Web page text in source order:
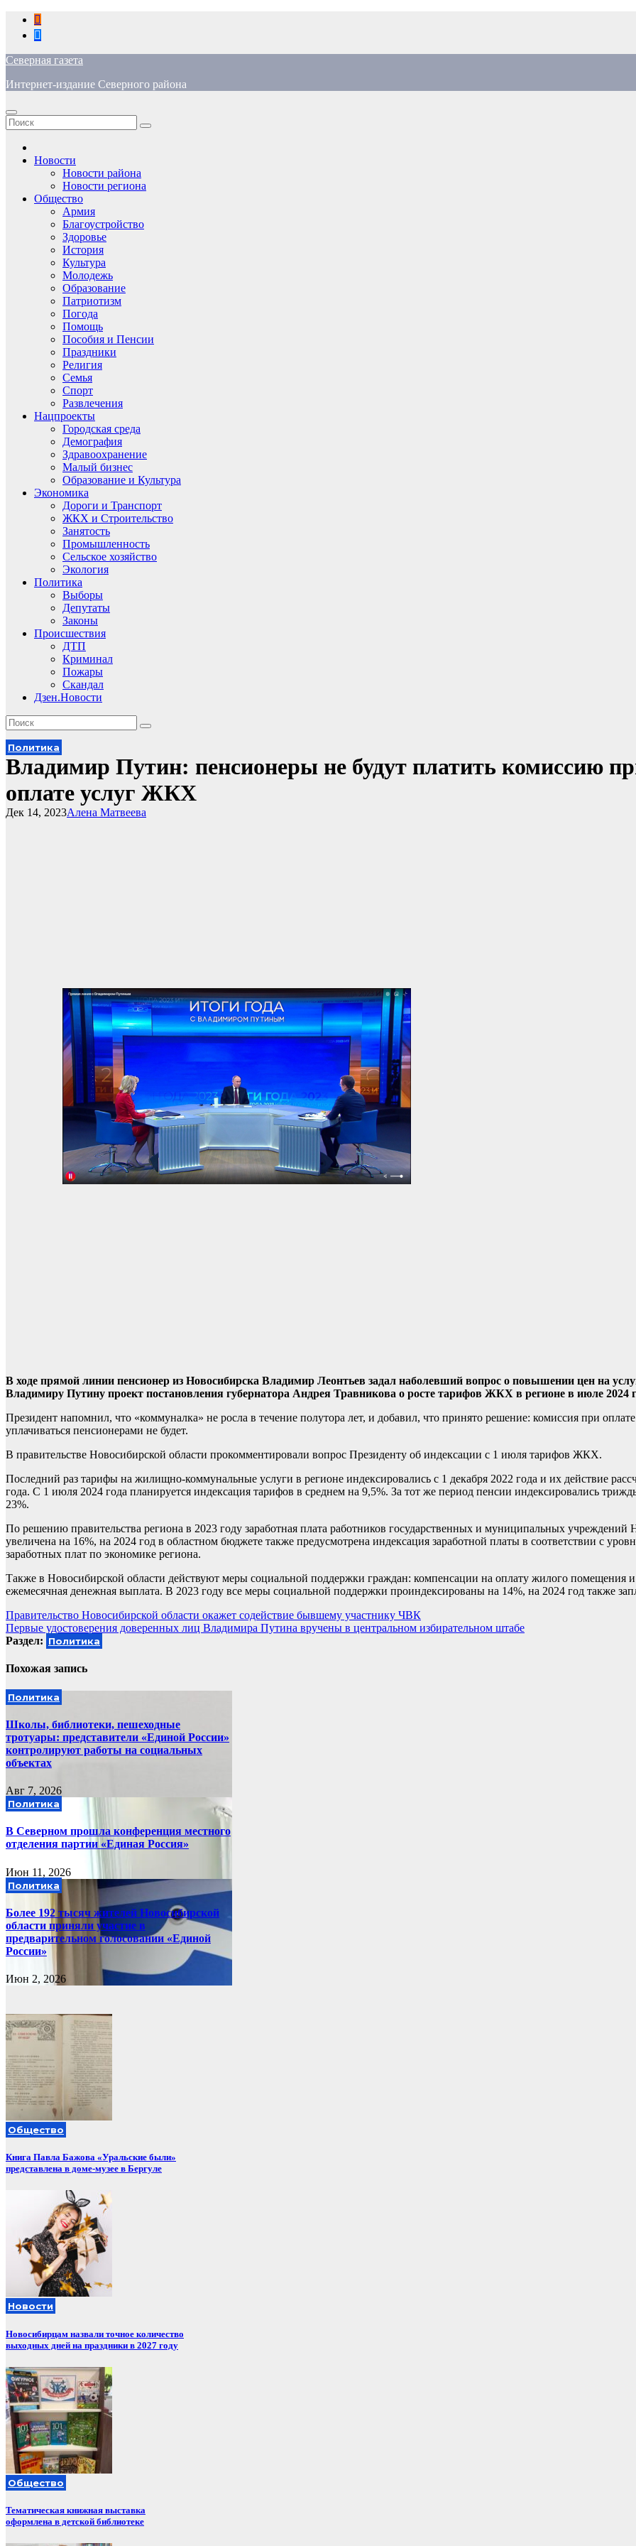
Перейти
содержимому
Северная газета
Интернет-издание Северного района
Новости
Новости района
Новости региона
Общество
Армия
Благоустройство
Здоровье
История
Культура
Молодежь
Образование
Патриотизм
Погода
Помощь
Пособия и Пенсии
Праздники
Религия
Семья
Спорт
Развлечения
Нацпроекты
Городская среда
Демография
Здравоохранение
Малый бизнес
Образование и Культура
Экономика
Дороги и Транспорт
ЖКХ и Строительство
Занятость
Промышленность
Сельское хозяйство
Экология
Политика
Выборы
Депутаты
Законы
Происшествия
ДТП
Криминал
Пожары
Скандал
Дзен.Новости
Политика
Владимир Путин: пенсионеры не будут платить комиссию
оплате услуг ЖКХ
Алена Матвеева
Дек 14, 2023
В ходе прямой линии пенсионер из Новосибирска Владимир Леонтьев задал наболевший вопрос о повышении цен на
Владимиру Путину проект постановления губернатора Андрея Травникова о росте тарифов ЖКХ в регионе в июле 2024
Президент напомнил, что «коммуналка» не росла в течение полутора лет, и добавил, что принято решение: комиссия при
уплачиваться пенсионерами не будет.
В правительстве Новосибирской области прокомментировали вопрос Президенту об индексации с 1 июля тарифов ЖКХ.
Последний раз тарифы на жилищно-коммунальные услуги в регионе индексировались с 1 декабря 2022 года и их действие
года. С 1 июля 2024 года планируется индексация тарифов в среднем на 9,5%. За тот же период пенсии индексировались
23%.
По решению правительства региона в 2023 году заработная плата работников государственных и муниципальных учреждений
увеличена на 16%, на 2024 год в областном бюджете также предусмотрена индексация заработной платы в соответствии с
заработных плат по экономике региона.
Также в Новосибирской области действуют меры социальной поддержки граждан: компенсации на оплату жилого помещения
ежемесячная денежная выплата. В 2023 году все меры социальной поддержки проиндексированы на 14%, на 2024 год также
Навигация
по
Правительство Новосибирской области окажет содействие бывшему участнику ЧВК
Первые удостоверения доверенных лиц Владимира Путина вручены в центральном избирательном штабе
Раздел: Политика
Похожая запись
Политика
Школы, библиотеки, пешеходные
тротуары: представители «Единой России»
контролируют работы на социальных
объектах
Авг 7, 2026
Политика
В Северном прошла конференция местного
отделения партии «Единая Россия»
Июн 11, 2026
Политика
Более 192 тысяч жителей Новосибирской
области приняли участие в
предварительном голосовании «Единой
России»
Июн 2, 2026
Общество
Книга Павла Бажова «Уральские были»
представлена в доме-музее в Бергуле
Новости
Новосибирцам назвали точное количество
выходных дней на праздники в 2027 году
Общество
Тематическая книжная выставка
оформлена в детской библиотеке